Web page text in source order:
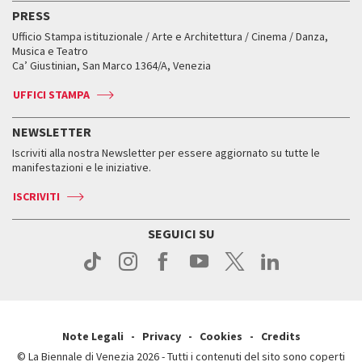
FAQ
Servizi al pubblico
Come raggiungerci
Press
Edizioni passate
Orari e sedi
Accrediti
Come raggiungerci
Orari e sedi
Biglietti
Accrediti
Come raggiungerci
Contatti
Press
Accrediti
Servizi al pubblico
Come raggiungerci
Press
Workshop di critica teatrale
Leone d’oro alla carriera
Leone d’argento
Edizioni passate
Orari e sedi
Biglietti
Servizi al pubblico
Come raggiungerci
Contatti
Mostre Virtuali
Fondi e Collezioni
Biennale College ASAC
ASAC DATI
Storia
Orari e sedi
PRESS
Ufficio Stampa istituzionale / Arte e Architettura / Cinema / Danza,
Musica e Teatro
Ca’ Giustinian, San Marco 1364/A, Venezia
UFFICI STAMPA
NEWSLETTER
Iscriviti alla nostra Newsletter per essere aggiornato su tutte le
manifestazioni e le iniziative.
ISCRIVITI
SEGUICI SU
Note Legali Privacy Cookies
Credits
© La Biennale di Venezia 2026 - Tutti i contenuti del sito sono coperti